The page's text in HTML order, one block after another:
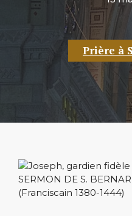
Prière à
SERMON DE S.
(Franciscain 1380-1444)